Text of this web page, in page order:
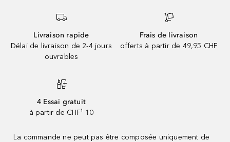
Livraison rapide
Délai de livraison de 2-4 jours
ouvrables
Frais de livraison
offerts à partir de 49,95 CHF
4 Essai gratuit
à partir de CHF¹ 10
La commande ne peut pas être composée uniquement de